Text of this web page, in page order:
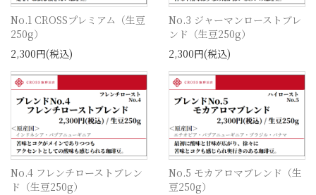
No.1 CROSSプレミアム（生豆
250g）
2,300円(税込)
No.3 ジャーマンローストブレ
ンド（生豆250g）
2,300円(税込)
No.4 フレンチローストブレン
ド（生豆250g）
No.5 モカアロマブレンド（生
豆250g）